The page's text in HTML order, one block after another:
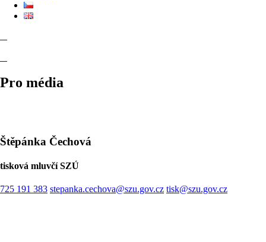
Pro média
Štěpánka Čechová
tisková mluvčí SZÚ
725 191 383 stepanka.cechova@szu.gov.cz tisk@szu.gov.cz